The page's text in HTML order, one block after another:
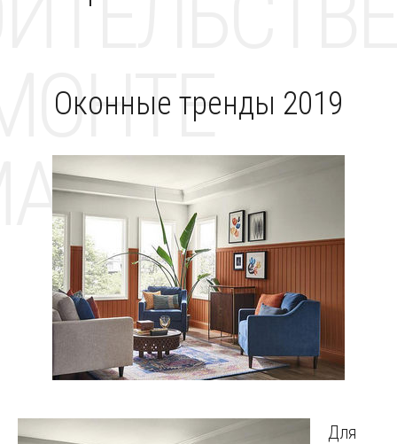
Оконные тренды 2019
Для